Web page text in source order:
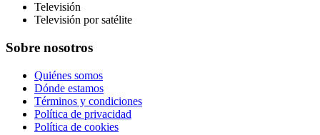
Televisión
Televisión por satélite
Sobre nosotros
Quiénes somos
Dónde estamos
Términos y condiciones
Política de privacidad
Política de cookies